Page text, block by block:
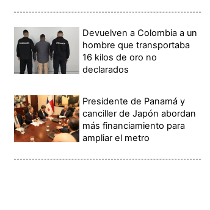
Devuelven a Colombia a un
hombre que transportaba
16 kilos de oro no
declarados
Presidente de Panamá y
canciller de Japón abordan
más financiamiento para
ampliar el metro